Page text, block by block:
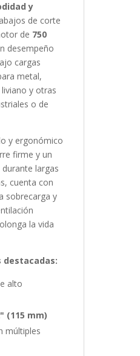
y
de corte
de 750
desempeño
cargas
metal,
y otras
o de
y ergonómico
firme y un
largas
cuenta con
sobrecarga y
la vida
destacadas:
alto
(115 mm)
múltiples